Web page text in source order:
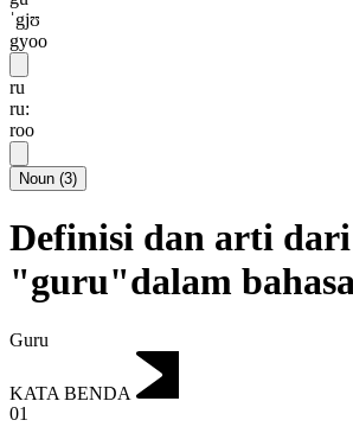
ˈgjʊ
gyoo
ru
ru:
roo
Noun (3)
Definisi dan arti dari
"guru"dalam
Guru
KATA BENDA
01